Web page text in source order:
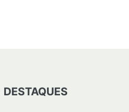
DESTAQUES